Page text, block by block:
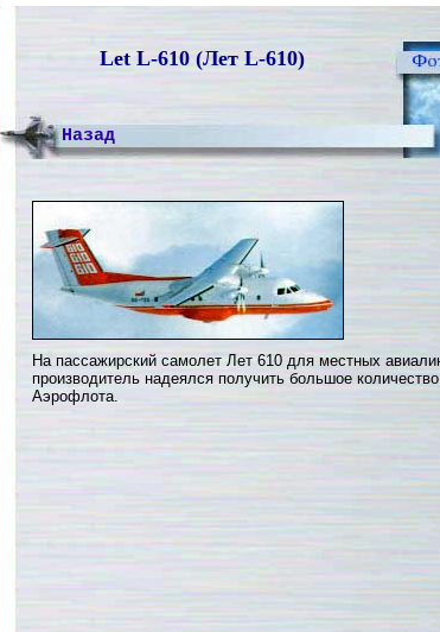
Let L-610 (Лет L-610)
Назад
На пассажирский самолет Лет 610 для местных
производитель надеялся получить большое количество
Аэрофлота.